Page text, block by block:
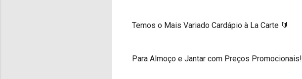
Temos o Mais Variado Cardápio à La Carte 🔰
Para Almoço e Jantar com Preços Promocionais!